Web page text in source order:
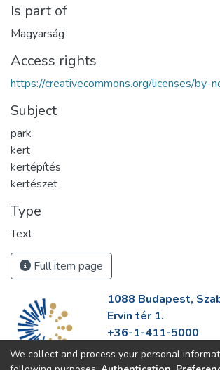
Is part of
Magyarság
Access rights
https://creativecommons.org/licenses/by-
Subject
park
kert
kertépítés
kertészet
Type
Text
Full item page
1088 Budapest,
Ervin tér 1.
+36-1-411-5000
info@fszek.hu
https://fszek.hu
We collect and process your personal